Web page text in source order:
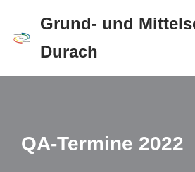
Zum
springen
Grund- und
Durach
QA-Termine 2022